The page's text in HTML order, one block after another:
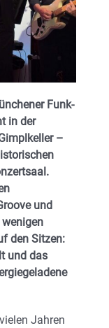
Funk-
in der
–
und
den Sitzen:
und das
Jahren